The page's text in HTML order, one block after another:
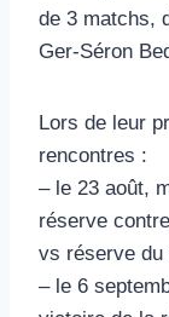
de 3 matchs,
Ger-Séron
Lors de leur
rencontres :
– le 23 août,
réserve
vs réserve du
– le 6